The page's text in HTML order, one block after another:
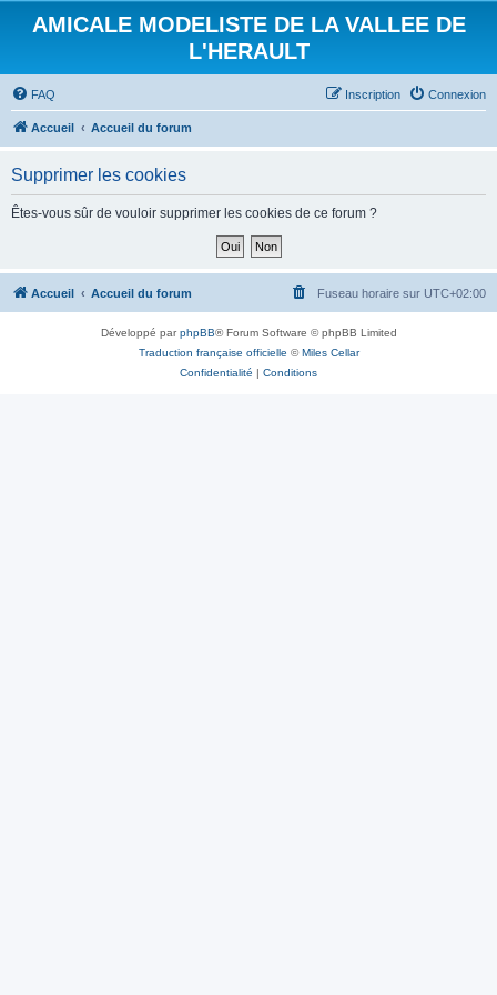
AMICALE MODELISTE DE LA VALLEE DE
L'HERAULT
FAQ Connexion
Inscription
Accueil Accueil du forum
Supprimer les cookies
Êtes-vous sûr de vouloir supprimer les cookies de ce forum ?
Accueil Accueil du forum Fuseau horaire sur UTC+02:00
Développé parphpBB® Forum Software © phpBB Limited
Traduction française officielle ©Miles Cellar
Confidentialité | Conditions